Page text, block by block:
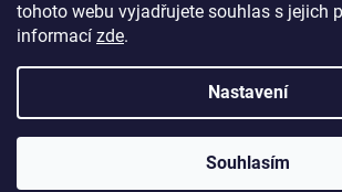
tohoto webu vyjadřujete souhlas s jejich
informací zde.
Nastavení
Souhlasím
Copyright 2026CARP Brothers.